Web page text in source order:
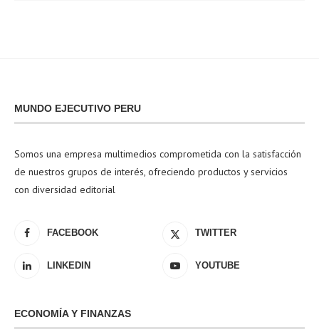
MUNDO EJECUTIVO PERU
Somos una empresa multimedios comprometida con la satisfacción
de nuestros grupos de interés, ofreciendo productos y servicios
con diversidad editorial
FACEBOOK TWITTER
LINKEDIN YOUTUBE
ECONOMÍA Y FINANZAS